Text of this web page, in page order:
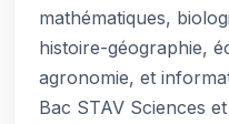
mathématiques,
histoire-géographie,
agronomie, et
Bac STAV Sciences